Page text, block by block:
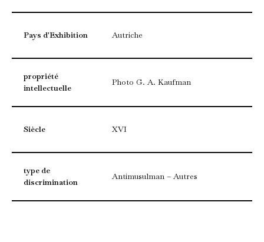
Pays d'Exhibition Autriche
propriété
intellectuelle
Photo G. A. Kaufman
Siècle XVI
type de
discrimination
Antimusulman – Autres